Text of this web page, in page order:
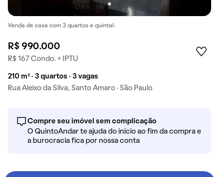
Venda de casa com 3 quartos e quintal.
R$ 990.000
R$ 167 Condo. + IPTU
210 m² · 3 quartos · 3 vagas
Rua Aleixo da Silva, Santo Amaro · São Paulo
Compre seu imóvel sem complicação
O QuintoAndar te ajuda do início ao fim da compra e
a burocracia fica por nossa conta